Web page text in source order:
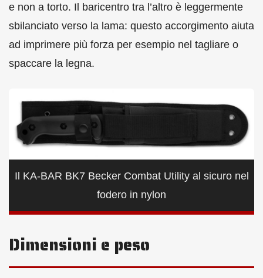
e non a torto. Il baricentro tra l’altro è leggermente
sbilanciato verso la lama: questo accorgimento aiuta
ad imprimere più forza per esempio nel tagliare o
spaccare la legna.
Il KA-BAR BK7 Becker Combat Utility al sicuro nel
fodero in nylon
Dimensioni e peso